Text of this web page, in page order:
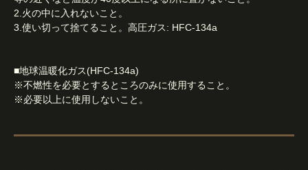
2.火の中に入れないこと。
3.使い切って捨てること。高圧ガス: HFC-134a
■地球温暖化ガス(HFC-134a)
※不燃性を必要とするところのみに使用すること。
※必要以上に使用しないこと。